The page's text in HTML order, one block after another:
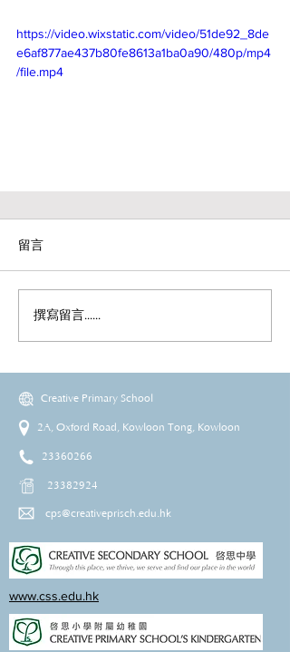
https://video.wixstatic.com/video/51de92_8de
e6af877ae437b80fe8613a1ba0a90/480p/mp4
/file.mp4
留言
撰寫留言......
Creative Primary School
2A, Oxford Road, Kowloon Tong, Kowloon
23360266
23382924
cps@creativeprisch.edu.hk
www.css.edu.hk